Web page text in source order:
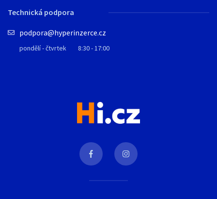
Technická podpora
podpora@hyperinzerce.cz
pondělí - čtvrtek 8:30 - 17:00